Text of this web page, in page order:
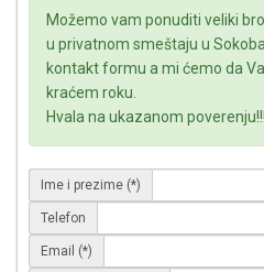
Možemo vam ponuditi veliki
u privatnom smeštaju u
kontakt formu a mi ćemo da
kraćem roku.
Hvala na ukazanom poverenju!!!
Ime i prezime (*)
Telefon
Email (*)